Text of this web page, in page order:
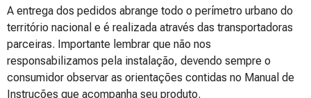
A entrega dos pedidos abrange todo o perímetro urbano do
território nacional e é realizada através das transportadoras
parceiras. Importante lembrar que não nos
responsabilizamos pela instalação, devendo sempre o
consumidor observar as orientações contidas no Manual de
Instruções que acompanha seu produto.